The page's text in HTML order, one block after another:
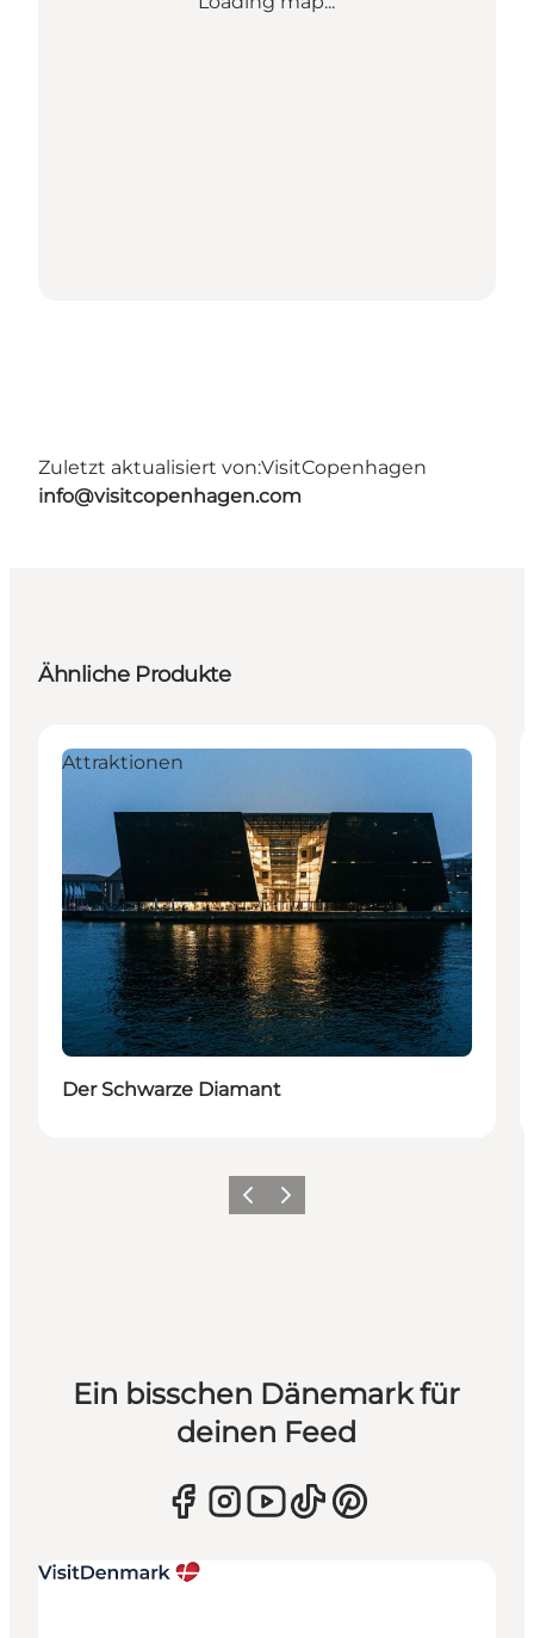
Zuletzt aktualisiert von:VisitCopenhagen
info@visitcopenhagen.com
Ähnliche Produkte
Attraktionen
Der Schwarze Diamant
ZurückWeiter
Ein bisschen Dänemark für
deinen Feed